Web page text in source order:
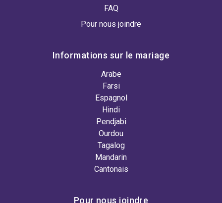
FAQ
Pour nous joindre
Informations sur le mariage
Arabe
Farsi
Espagnol
Hindi
Pendjabi
Ourdou
Tagalog
Mandarin
Cantonais
Pour nous joindre